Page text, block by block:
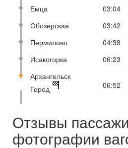
Емца
03:04
Обозерская
03:42
Пермилово
04:38
Исакогорка
06:23
Архангельск
Город
06:52
Отзывы
фотографии